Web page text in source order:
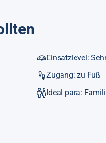
Einsatzlevel:
Zugang: zu Fuß
Ideal para: